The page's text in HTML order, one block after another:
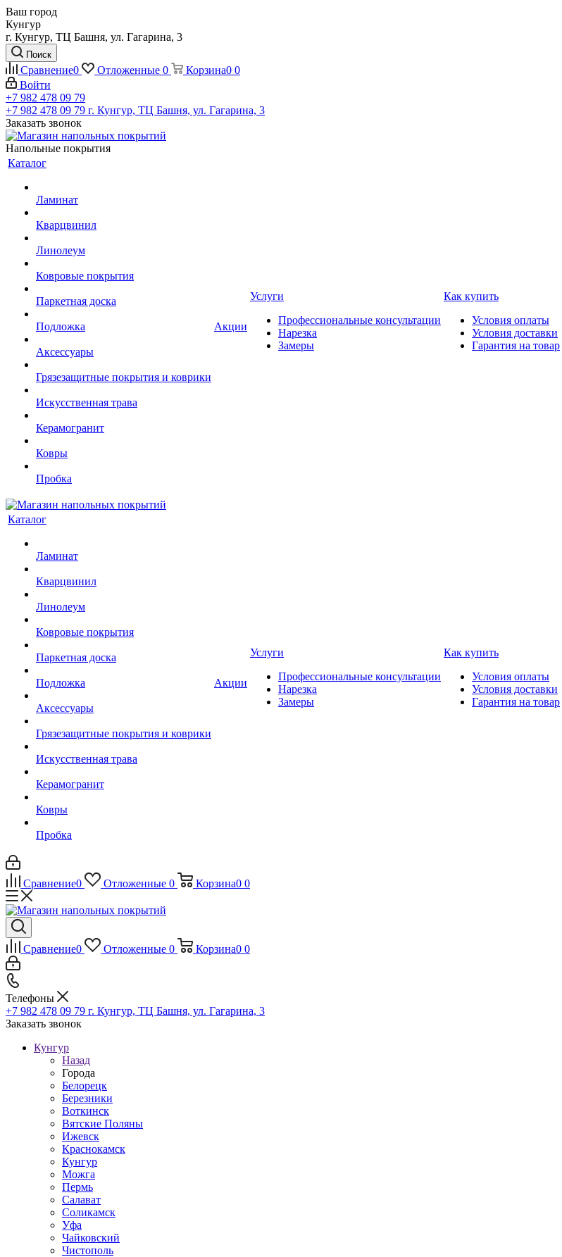
Ваш город
Кунгур
г. Кунгур, ТЦ Башня, ул. Гагарина, 3
Поиск
Сравнение0 Отложенные 0 Корзина0 0
Войти
+7 982 478 09 79
+7 982 478 09 79 г. Кунгур, ТЦ Башня, ул. Гагарина, 3
Заказать звонок
Напольные покрытия
Каталог
Ламинат
Кварцвинил
Линолеум
Ковровые покрытия
Паркетная доска
Подложка
Аксессуары
Грязезащитные покрытия и коврики
Искусственная трава
Керамогранит
Ковры
Пробка
Акции
Услуги
Профессиональные консультации
Нарезка
Замеры
Как купить
Условия оплаты
Условия доставки
Гарантия на товар
Каталог
Ламинат
Кварцвинил
Линолеум
Ковровые покрытия
Паркетная доска
Подложка
Аксессуары
Грязезащитные покрытия и коврики
Искусственная трава
Керамогранит
Ковры
Пробка
Акции
Услуги
Профессиональные консультации
Нарезка
Замеры
Как купить
Условия оплаты
Условия доставки
Гарантия на товар
Сравнение0 Отложенные 0 Корзина0 0
Сравнение0 Отложенные 0 Корзина0 0
Телефоны
+7 982 478 09 79 г. Кунгур, ТЦ Башня, ул. Гагарина, 3
Заказать звонок
Кунгур
Назад
Города
Белорецк
Березники
Воткинск
Вятские Поляны
Ижевск
Краснокамск
Кунгур
Можга
Пермь
Салават
Соликамск
Уфа
Чайковский
Чистополь